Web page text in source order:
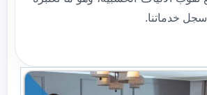
خدماتنا.